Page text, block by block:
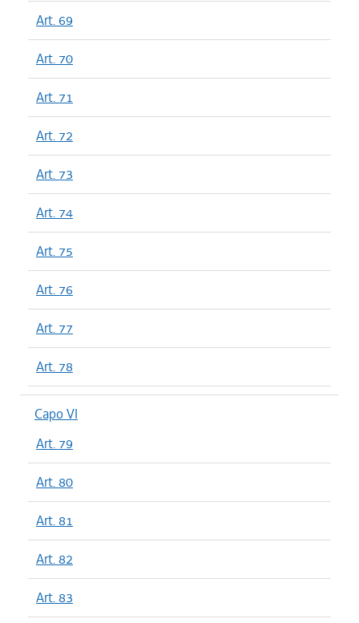
Art. 69
Art. 70
Art. 71
Art. 72
Art. 73
Art. 74
Art. 75
Art. 76
Art. 77
Art. 78
Capo VI
Art. 79
Art. 80
Art. 81
Art. 82
Art. 83